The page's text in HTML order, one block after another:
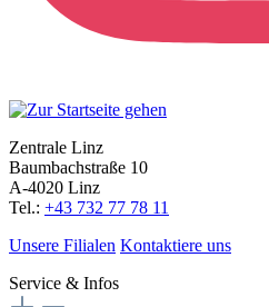
Zentrale Linz
Baumbachstraße 10
A-4020 Linz
Tel.: +43 732 77 78 11
Unsere Filialen Kontaktiere uns
Service & Infos